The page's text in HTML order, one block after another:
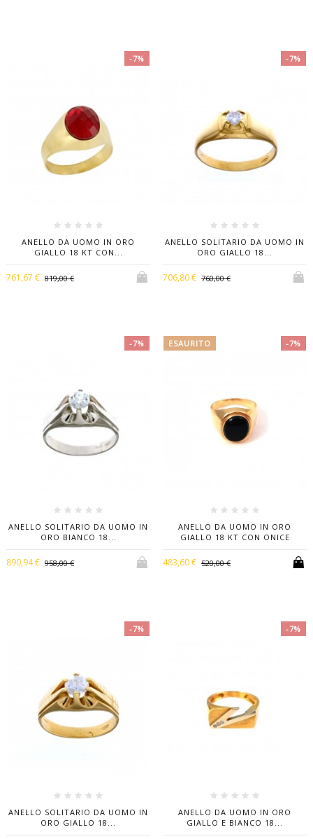
-7%
ANELLO DA UOMO IN ORO
GIALLO 18 KT CON...
761,67 € 819,00 €
-7%
ANELLO SOLITARIO DA UOMO IN
ORO GIALLO 18...
706,80 € 760,00 €
-7%
ANELLO SOLITARIO DA UOMO IN
ORO BIANCO 18...
890,94 € 958,00 €
ESAURITO -7%
ANELLO DA UOMO IN ORO
GIALLO 18 KT CON ONICE
483,60 € 520,00 €
-7%
ANELLO SOLITARIO DA UOMO IN
ORO GIALLO 18...
-7%
ANELLO DA UOMO IN ORO
GIALLO E BIANCO 18...